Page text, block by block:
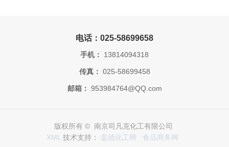
电话：025-58699658
手机： 13814094318
传真： 025-58699458
邮箱： 953984764@QQ.com
版权所有 © 南京司凡克化工有限公司
XML 技术支持： 盖德化工网 食品商务网